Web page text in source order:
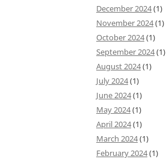
December 2024(1)
November 2024(1)
October 2024(1)
September 2024(1)
August 2024(1)
July 2024(1)
June 2024(1)
May 2024(1)
April 2024(1)
March 2024(1)
February 2024(1)